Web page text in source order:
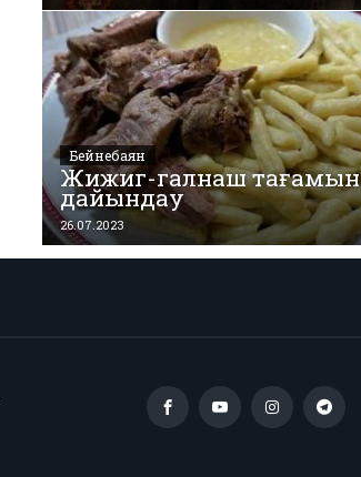
Бейнебаян
Жижиг-галнаш тағамын
дайындау
26.07.2023